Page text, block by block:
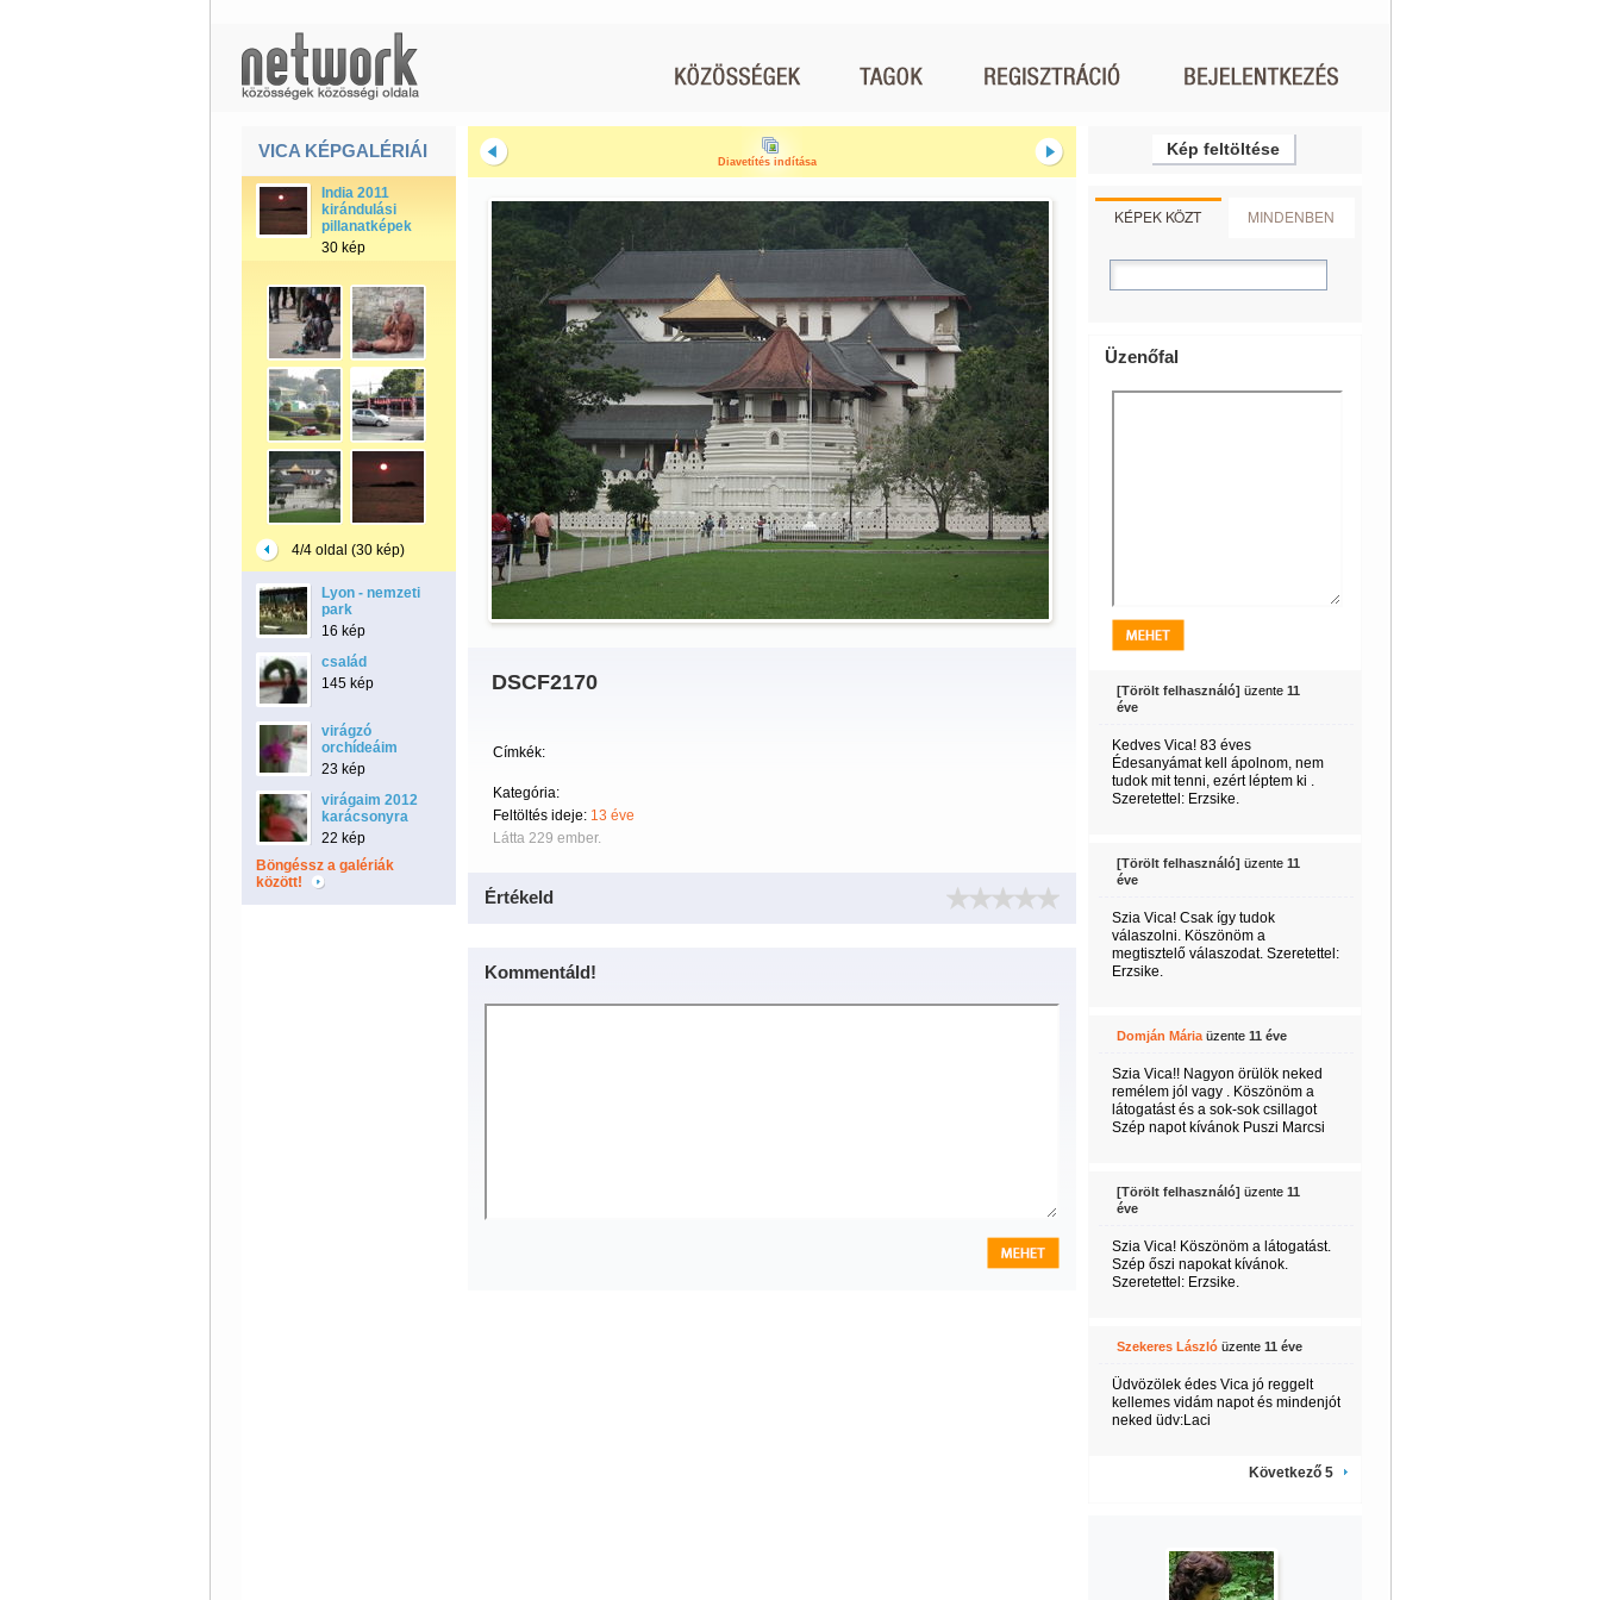
VICA KÉPGALÉRIÁI
India 2011
kirándulási
pillanatképek
30 kép
4/4 oldal (30 kép)
Lyon - nemzeti
park
16 kép
család
145 kép
virágzó
orchídeáim
23 kép
virágaim 2012
karácsonyra
22 kép
Böngéssz a galériák
között!
Diavetítés indítása
DSCF2170
Címkék:
Kategória:
Feltöltés ideje: 13 éve
Látta 229 ember.
Értékeld
Kommentáld!
Kép feltöltése
KÉPEK KÖZT MINDENBEN
Üzenőfal
[Törölt felhasználó] üzente 11
éve
Kedves Vica! 83 éves
Édesanyámat kell ápolnom, nem
tudok mit tenni, ezért léptem ki .
Szeretettel: Erzsike.
[Törölt felhasználó] üzente 11
éve
Szia Vica! Csak így tudok
válaszolni. Köszönöm a
megtisztelő válaszodat. Szeretettel:
Erzsike.
Domján Máriaüzente 11 éve
Szia Vica!! Nagyon örülök neked
remélem jól vagy . Köszönöm a
látogatást és a sok-sok csillagot
Szép napot kívánok Puszi Marcsi
[Törölt felhasználó] üzente 11
éve
Szia Vica! Köszönöm a látogatást.
Szép őszi napokat kívánok.
Szeretettel: Erzsike.
Szekeres Lászlóüzente 11 éve
Üdvözölek édes Vica jó reggelt
kellemes vidám napot és mindenjót
neked üdv:Laci
Következő 5